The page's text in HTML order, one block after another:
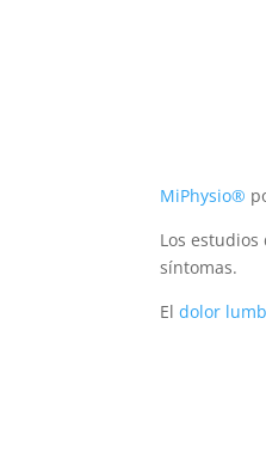
MiPhysio®
Los
síntomas.
El dolor